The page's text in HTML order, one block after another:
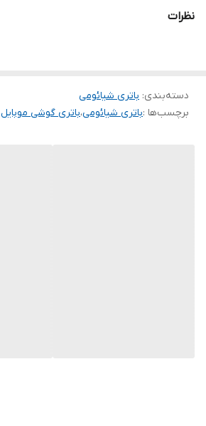
نظرات
دسته‌بندی: باتری شیائومی
برچسب‌ها :باتری شیائومی،باتری گوشی موبایل